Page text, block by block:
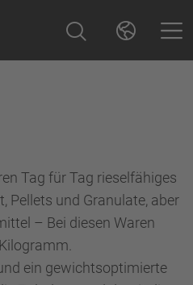
Tag für Tag rieselfähiges
Pellets und Granulate, aber
– Bei diesen Waren
ein gewichtsoptimierte